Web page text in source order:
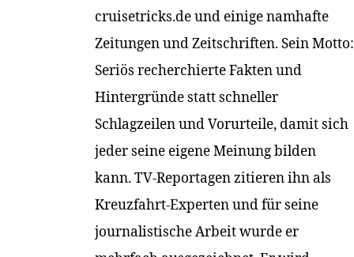
cruisetricks.de und einige namhafte
Zeitungen und Zeitschriften. Sein Motto:
Seriös recherchierte Fakten und
Hintergründe statt schneller
Schlagzeilen und Vorurteile, damit sich
jeder seine eigene Meinung bilden
kann. TV-Reportagen zitieren ihn als
Kreuzfahrt-Experten und für seine
journalistische Arbeit wurde er